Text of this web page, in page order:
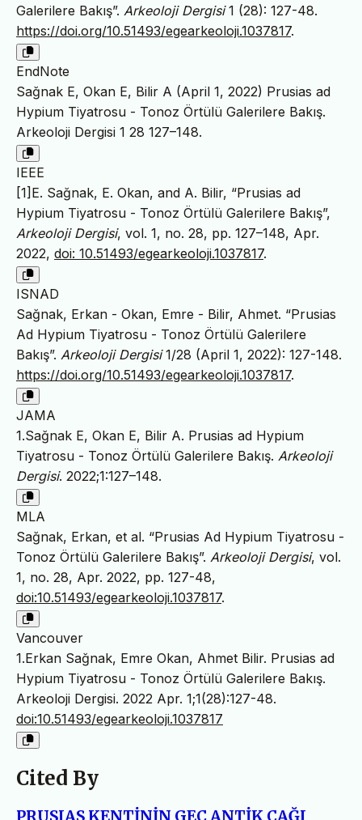
Galerilere Bakış”. Arkeoloji Dergisi1 (28): 127-48.
https://doi.org/10.51493/egearkeoloji.1037817.
EndNote
Sağnak E, Okan E, Bilir A (April 1, 2022) Prusias ad
Hypium Tiyatrosu - Tonoz Örtülü Galerilere Bakış.
Arkeoloji Dergisi 1 28 127–148.
IEEE
[1]E. Sağnak, E. Okan, and A. Bilir, “Prusias ad
Hypium Tiyatrosu - Tonoz Örtülü Galerilere Bakış”,
Arkeoloji Dergisi, vol. 1, no. 28, pp. 127–148, Apr.
2022, doi: 10.51493/egearkeoloji.1037817.
ISNAD
Sağnak, Erkan - Okan, Emre - Bilir, Ahmet. “Prusias
Ad Hypium Tiyatrosu - Tonoz Örtülü Galerilere
Bakış”. Arkeoloji Dergisi1/28 (April 1, 2022): 127-148.
https://doi.org/10.51493/egearkeoloji.1037817.
JAMA
1.Sağnak E, Okan E, Bilir A. Prusias ad Hypium
Tiyatrosu - Tonoz Örtülü Galerilere Bakış. Arkeoloji
Dergisi. 2022;1:127–148.
MLA
Sağnak, Erkan, et al. “Prusias Ad Hypium Tiyatrosu -
Tonoz Örtülü Galerilere Bakış”. Arkeoloji Dergisi, vol.
1, no. 28, Apr. 2022, pp. 127-48,
doi:10.51493/egearkeoloji.1037817.
Vancouver
1.Erkan Sağnak, Emre Okan, Ahmet Bilir. Prusias ad
Hypium Tiyatrosu - Tonoz Örtülü Galerilere Bakış.
Arkeoloji Dergisi. 2022 Apr. 1;1(28):127-48.
doi:10.51493/egearkeoloji.1037817
Cited By